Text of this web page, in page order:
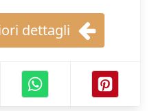
dettagli